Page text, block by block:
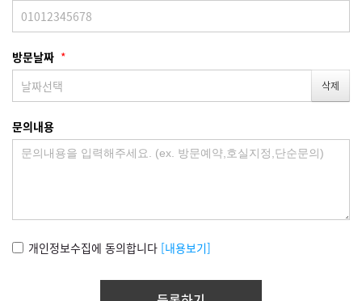
방문날짜 *
문의내용
개인정보수집에 동의합니다 [내용보기]